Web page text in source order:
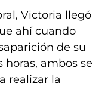
Victoria llegó
ahí cuando
de su
horas, ambos se
realizar la